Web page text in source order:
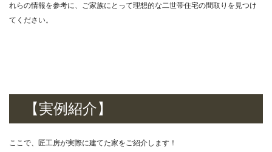
れらの情報を参考に、ご家族にとって理想的な二世帯住宅の間取りを見つけ
てください。
【実例紹介】
ここで、匠工房が実際に建てた家をご紹介します！